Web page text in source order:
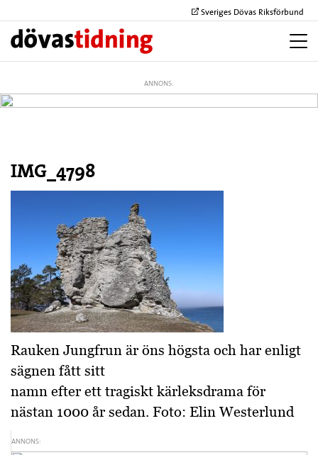
Sveriges Dövas Riksförbund
ANNONS:
IMG_4798
Rauken Jungfrun är öns högsta och har enligt
sägnen fått sitt
namn efter ett tragiskt kärleksdrama för
nästan 1000 år sedan. Foto: Elin Westerlund
ANNONS: